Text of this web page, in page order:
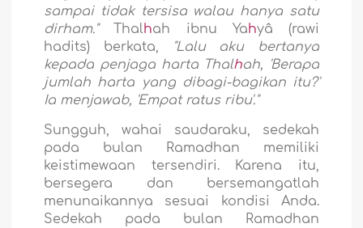
sampai tidak tersisa walau hanya satu
dirham."Thalhah ibnu Yahyâ (rawi
hadits) berkata,
"Lalu aku bertanya
kepada penjaga harta Thalhah, 'Berapa
jumlah harta yang dibagi-bagikan itu?'
Ia menjawab, 'Empat ratus ribu'."
Sungguh, wahai saudaraku, sedekah
pada bulan Ramadhan memiliki
keistimewaan tersendiri. Karena itu,
bersegera dan bersemangatlah
menunaikannya sesuai kondisi Anda.
Sedekah pada bulan Ramadhan